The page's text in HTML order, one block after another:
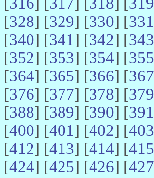
[328] [329] [330] [331
[340] [341] [342] [343
[352] [353] [354] [355
[364] [365] [366] [367
[376] [377] [378] [379
[388] [389] [390] [391
[400] [401] [402] [403
[412] [413] [414] [415
[424] [425] [426] [427